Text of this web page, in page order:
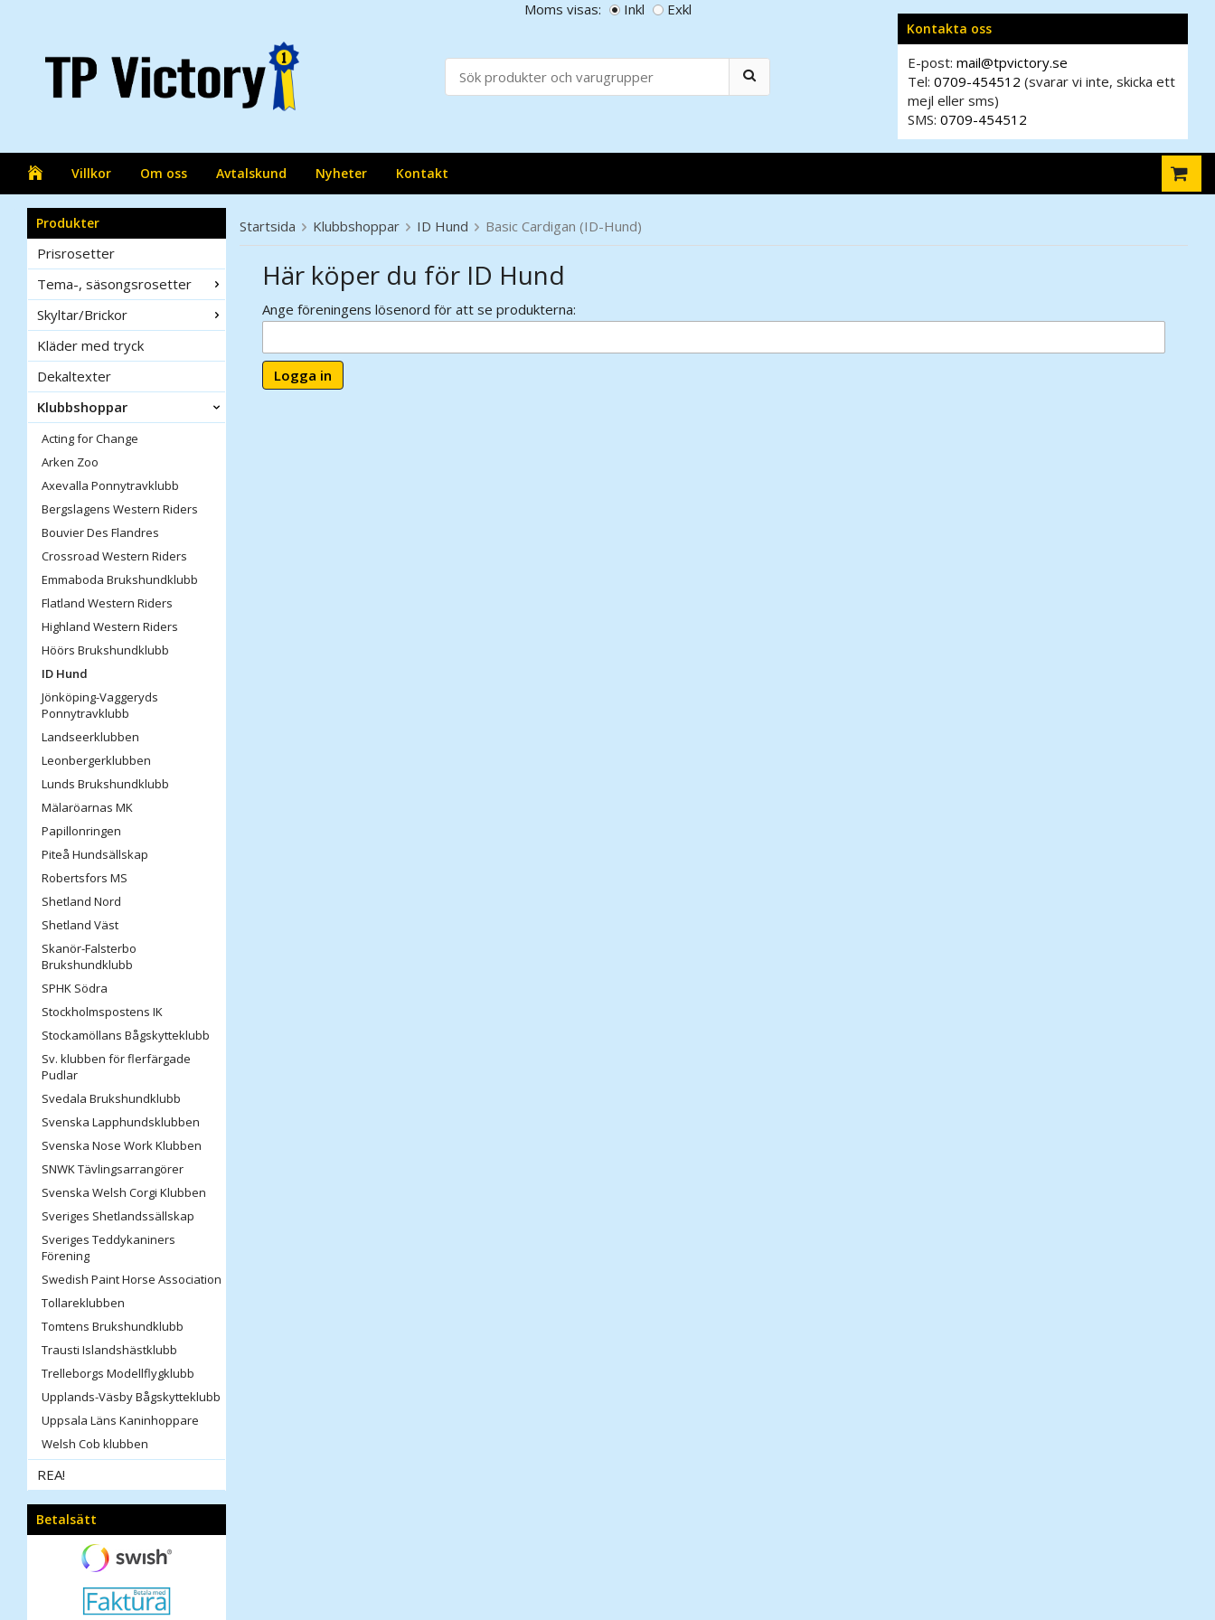
Kontakta oss
E-post: mail@tpvictory.se
Tel: 0709-454512 (svarar vi inte, skicka ett
mejl eller sms)
SMS: 0709-454512
Moms visas: Inkl Exkl
Villkor Om oss Avtalskund Nyheter Kontakt
Produkter
Prisrosetter
Tema-, säsongsrosetter
Skyltar/Brickor
Kläder med tryck
Dekaltexter
Klubbshoppar
Acting for Change
Arken Zoo
Axevalla Ponnytravklubb
Bergslagens Western Riders
Bouvier Des Flandres
Crossroad Western Riders
Emmaboda Brukshundklubb
Flatland Western Riders
Highland Western Riders
Höörs Brukshundklubb
ID Hund
Jönköping-Vaggeryds
Ponnytravklubb
Landseerklubben
Leonbergerklubben
Lunds Brukshundklubb
Mälaröarnas MK
Papillonringen
Piteå Hundsällskap
Robertsfors MS
Shetland Nord
Shetland Väst
Skanör-Falsterbo
Brukshundklubb
SPHK Södra
Stockholmspostens IK
Stockamöllans Bågskytteklubb
Sv. klubben för flerfärgade
Pudlar
Svedala Brukshundklubb
Svenska Lapphundsklubben
Svenska Nose Work Klubben
SNWK Tävlingsarrangörer
Svenska Welsh Corgi Klubben
Sveriges Shetlandssällskap
Sveriges Teddykaniners
Förening
Swedish Paint Horse Association
Tollareklubben
Tomtens Brukshundklubb
Trausti Islandshästklubb
Trelleborgs Modellflygklubb
Upplands-Väsby Bågskytteklubb
Uppsala Läns Kaninhoppare
Welsh Cob klubben
REA!
Betalsätt
Startsida Klubbshoppar ID Hund Basic Cardigan (ID-Hund)
Här köper du för ID Hund
Ange föreningens lösenord för att se produkterna:
Logga in